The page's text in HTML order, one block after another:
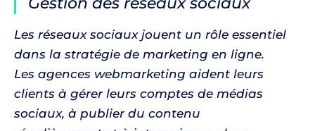
Les réseaux sociaux jouent un rôle essentiel
dans la stratégie de marketing en ligne.
Les agences webmarketing aident leurs
clients à gérer leurs comptes de médias
sociaux, à publier du contenu